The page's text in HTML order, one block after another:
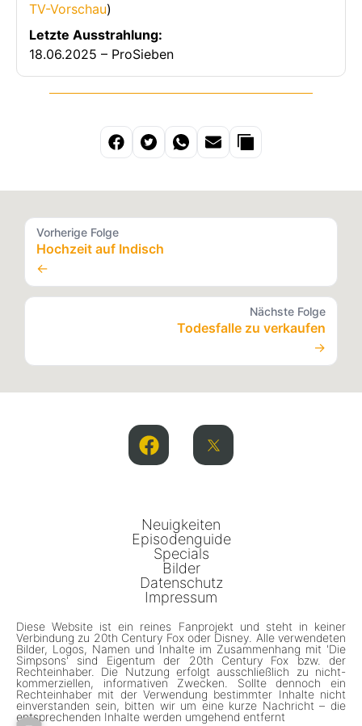
TV-Vorschau)
Letzte Ausstrahlung:
18.06.2025 – ProSieben
Vorherige Folge
Hochzeit auf Indisch
←
Nächste Folge
Todesfalle zu verkaufen
→
Neuigkeiten
Episodenguide
Specials
Bilder
Datenschutz
Impressum
Diese Website ist ein reines Fanprojekt und steht in keiner
Verbindung zu 20th Century Fox oder Disney. Alle verwendeten
Bilder, Logos, Namen und Inhalte im Zusammenhang mit 'Die
Simpsons' sind Eigentum der 20th Century Fox bzw. der
Rechteinhaber. Die Nutzung erfolgt ausschließlich zu nicht-
kommerziellen, informativen Zwecken. Sollte dennoch ein
Rechteinhaber mit der Verwendung bestimmter Inhalte nicht
einverstanden sein, bitten wir um eine kurze Nachricht – die
entsprechenden Inhalte werden umgehend entfernt